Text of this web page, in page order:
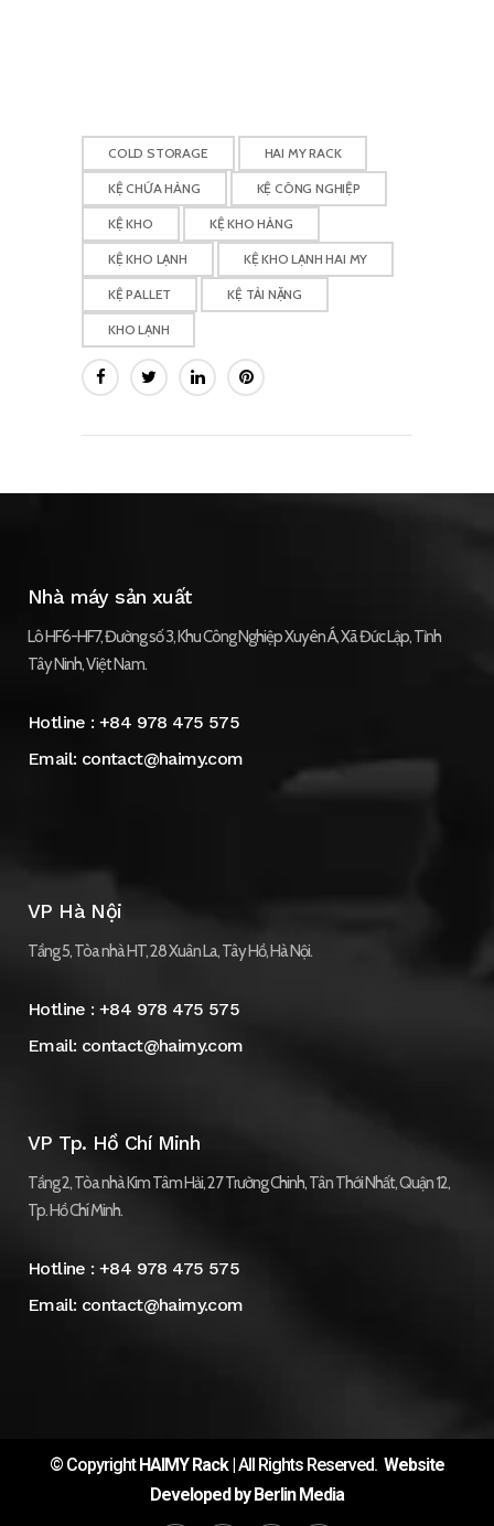
COLD STORAGE HAI MY RACK
KỆ CHỨA HÀNG KỆ CÔNG NGHIỆP
KỆ KHO KỆ KHO HÀNG
KỆ KHO LẠNH KỆ KHO LẠNH HAI MY
KỆ PALLET KỆ TẢI NẶNG
KHO LẠNH
Nhà máy sản xuất
Lô HF6-HF7, Đường số 3, Khu Công Nghiệp Xuyên Á, Xã Đức Lập, Tỉnh
Tây Ninh, Việt Nam.
Hotline :+84 978 475 575
Email: contact@haimy.com
VP Hà Nội
Tầng 5, Tòa nhà HT, 28 Xuân La, Tây Hồ, Hà Nội.
Hotline :+84 978 475 575
Email: contact@haimy.com
VP Tp. Hồ Chí Minh
Tầng 2, Tòa nhà Kim Tâm Hải, 27 Trường Chinh, Tân Thới Nhất, Quận 12,
Tp. Hồ Chí Minh.
Hotline :+84 978 475 575
Email: contact@haimy.com
© CopyrightHAIMY Rack| All Rights Reserved. Website
Developed by Berlin Media